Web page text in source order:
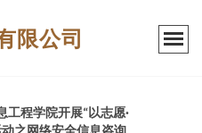
限公司
工程学院开展“以志愿·
动之网络安全信息咨询